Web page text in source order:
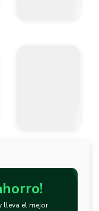
lleva el mejor